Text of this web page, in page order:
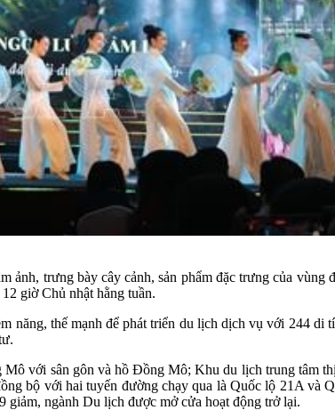
ảnh, trưng bày cây cảnh, sản phẩm đặc trưng của
giờ Chủ nhật hằng tuần.
năng, thế mạnh để phát triển du lịch dịch vụ với 244 di
với sân gôn và hồ Đồng Mô; Khu du lịch trung tâm
bộ với hai tuyến đường chạy qua là Quốc lộ 21A và
ngành Du lịch được mở cửa hoạt động trở lại.